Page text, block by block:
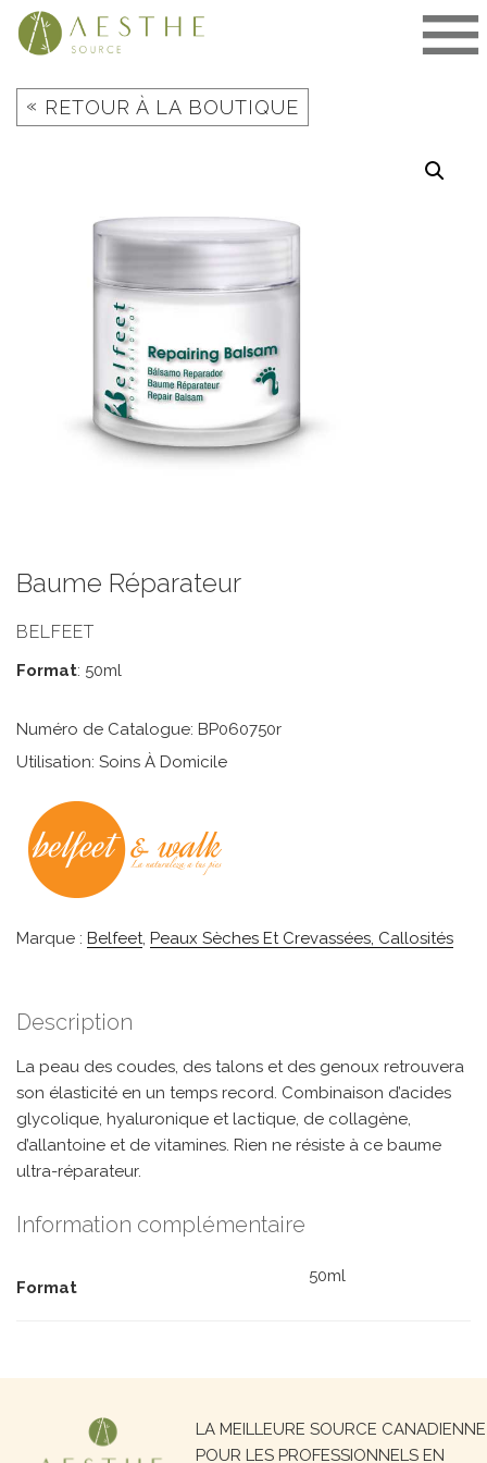
Aller
« RETOUR À LA BOUTIQUE
Baume Réparateur
BELFEET
Format: 50ml
Numéro de Catalogue: BP060750r
Utilisation: Soins À Domicile
Marque : Belfeet, Peaux Sèches Et Crevassées, Callosités
Description
La peau des coudes, des talons et des genoux retrouvera
son élasticité en un temps record. Combinaison d’acides
glycolique, hyaluronique et lactique, de collagène,
d’allantoine et de vitamines. Rien ne résiste à ce baume
ultra-réparateur.
Information complémentaire
Format
50ml
LA MEILLEURE SOURCE CANADIENNE
POUR LES PROFESSIONNELS EN
Recherche
pour :